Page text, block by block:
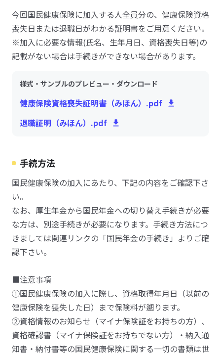
今回国民健康保険に加入する人全員分の、健康保険資格
喪失日または退職日がわかる証明書をご用意ください。
※加入に必要な情報(氏名、生年月日、資格喪失日等)の
記載がない場合は手続きができない場合があります。
様式・サンプルのプレビュー・ダウンロード
健康保険資格喪失証明書（みほん）.pdf
退職証明（みほん）.pdf
手続方法
国民健康保険の加入にあたり、下記の内容をご確認下さ
い。
なお、厚生年金から国民年金への切り替え手続きが必要
な方は、別途手続きが必要になります。手続き方法につ
きましては関連リンクの「国民年金の手続き」よりご確
認下さい。
■注意事項
➀国民健康保険の加入に際し、資格取得年月日（以前の
健康保険を喪失した日）まで保険料が遡ります。
②資格情報のお知らせ（マイナ保険証をお持ちの方）、
資格確認書（マイナ保険証をお持ちでない方）・納入通
知書・納付書等の国民健康保険に関する一切の書類は世